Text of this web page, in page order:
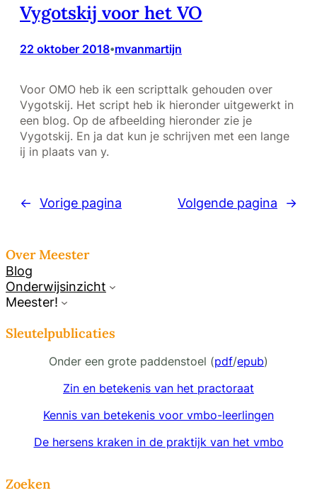
Vygotskij voor het VO
22 oktober 2018•mvanmartijn
Voor OMO heb ik een scripttalk gehouden over
Vygotskij. Het script heb ik hieronder uitgewerkt in
een blog. Op de afbeelding hieronder zie je
Vygotskij. En ja dat kun je schrijven met een lange
ij in plaats van y.
← Vorige pagina Volgende pagina →
Over Meester
Blog
Onderwijsinzicht
Meester!
Sleutelpublicaties
Onder een grote paddenstoel (pdf/epub)
Zin en betekenis van het practoraat
Kennis van betekenis voor vmbo-leerlingen
De hersens kraken in de praktijk van het vmbo
Zoeken